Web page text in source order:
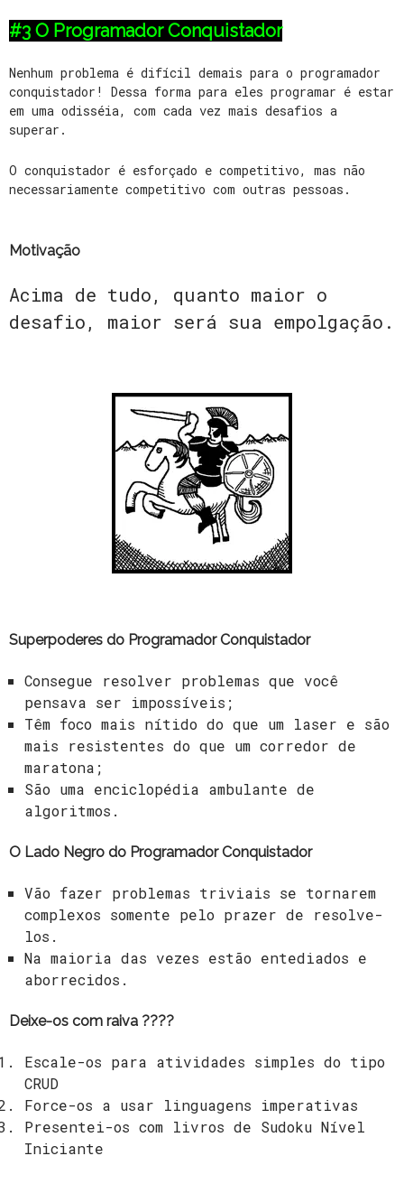
#3 O Programador Conquistador
Nenhum problema é difícil demais para o programador
conquistador! Dessa forma para eles programar é estar
em uma odisséia, com cada vez mais desafios a
superar.
O conquistador é esforçado e competitivo, mas não
necessariamente competitivo com outras pessoas.
Motivação
Acima de tudo, quanto maior o
desafio, maior será sua empolgação.
Superpoderes do Programador Conquistador
Consegue resolver problemas que você
pensava ser impossíveis;
Têm foco mais nítido do que um laser e são
mais resistentes do que um corredor de
maratona;
São uma enciclopédia ambulante de
algoritmos.
O Lado Negro do Programador Conquistador
Vão fazer problemas triviais se tornarem
complexos somente pelo prazer de resolve-
los.
Na maioria das vezes estão entediados e
aborrecidos.
Deixe-os com raiva ????
Escale-os para atividades simples do tipo
CRUD
Force-os a usar linguagens imperativas
Presentei-os com livros de Sudoku Nível
Iniciante